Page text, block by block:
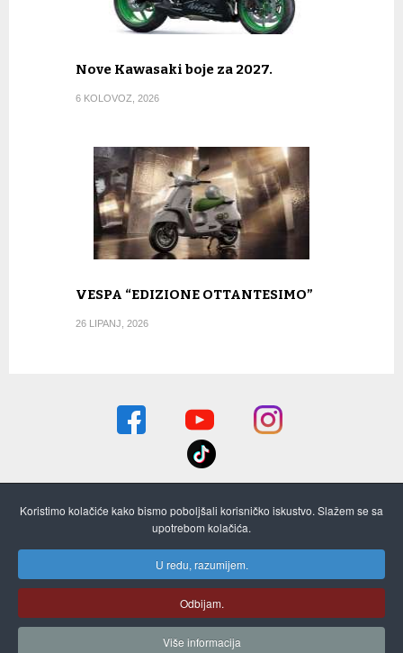
Nove Kawasaki boje za 2027.
6 KOLOVOZ, 2026
VESPA “EDIZIONE OTTANTESIMO”
26 LIPANJ, 2026
Pretplata i stari brojevi
ON-LINE STARI BROJEVI
Cookies
(c) 2016 MOTO PULS - Powered byVIRO ITS- Information Technology and
Koristimo kolačiće kako bismo poboljšali korisničko iskustvo. Slažem se sa
upotrebom kolačića.
U redu, razumijem.
Odbijam.
Više informacija